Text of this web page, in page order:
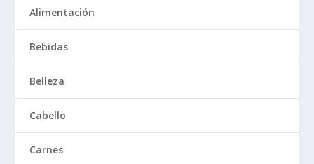
Alimentación
Bebidas
Belleza
Cabello
Carnes